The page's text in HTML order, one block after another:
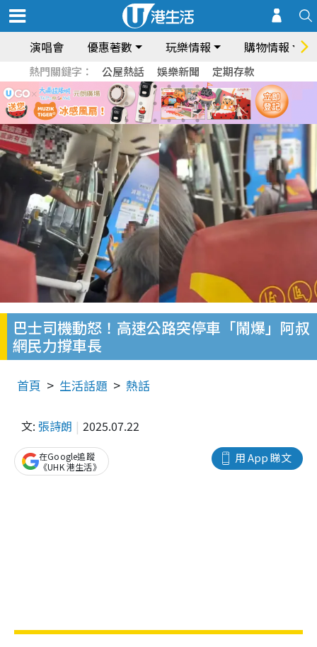
演唱會 優惠著數 玩樂情報 購物情報
熱門關鍵字： 公屋熱話 娛樂新聞 定期存款
巴士司機動怒！高速公路突停車「鬧爆」阿叔
網民力撐車長
首頁 生活話題 熱話
文: 張詩朗 2025.07.22
用 App 睇文
在Google追蹤
《UHK 港生活》